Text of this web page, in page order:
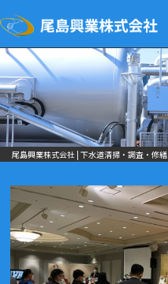
尾島興業株式会社 | 下水道清掃・調査・修繕